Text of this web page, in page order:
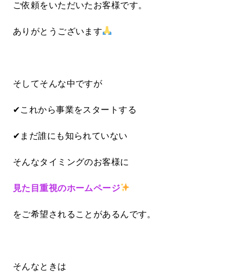
ご依頼をいただいたお客様です。
ありがとうございます
そしてそんな中ですが
✔これから事業をスタートする
✔まだ誰にも知られていない
そんなタイミングのお客様に
見た目重視のホームページ
をご希望されることがあるんです。
そんなときは